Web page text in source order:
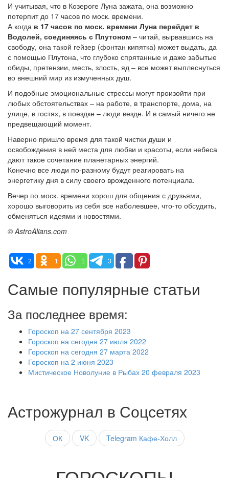
И учитывая, что в Козероге Луна зажата, она возможно
потерпит до 17 часов по моск. времени.
А когда в 17 часов по моск. времени Луна перейдет в
Водолей, соединяясь с Плутоном – читай, вырвавшись на
свободу, она такой гейзер (фонтан кипятка) может выдать, да
с помощью Плутона, что глубоко спрятанные и даже забытые
обиды, претензии, месть, злость, яд – все может выплеснуться
во внешний мир из измученных душ.
И подобные эмоциональные стрессы могут произойти при
любых обстоятельствах – на работе, в транспорте, дома, на
улице, в гостях, в поездке – люди везде. И в самый ничего не
предвещающий момент.
Наверно пришло время для такой чистки души и
освобождения в ней места для любви и красоты, если небеса
дают такое сочетание планетарных энергий.
Конечно все люди по-разному будут реагировать на
энергетику дня в силу своего врожденного потенциала.
Вечер по моск. времени хорош для общения с друзьями,
хорошо выговорить из себя все наболевшее, что-то обсудить,
обменяться идеями и новостями.
© AstroAlians.com
2 1 1 3
Самые популярные статьи
За последнее время:
Гороскоп на 27 сентября 2023
Гороскоп на сегодня 27 июля 2022
Гороскоп на сегодня 27 марта 2022
Гороскоп на 2 июня 2023
Мистическое Новолуние в Рыбах 20 февраля 2023
Астрожурнал в Соцсетях
ОК VK Telegram Кафе-Холл